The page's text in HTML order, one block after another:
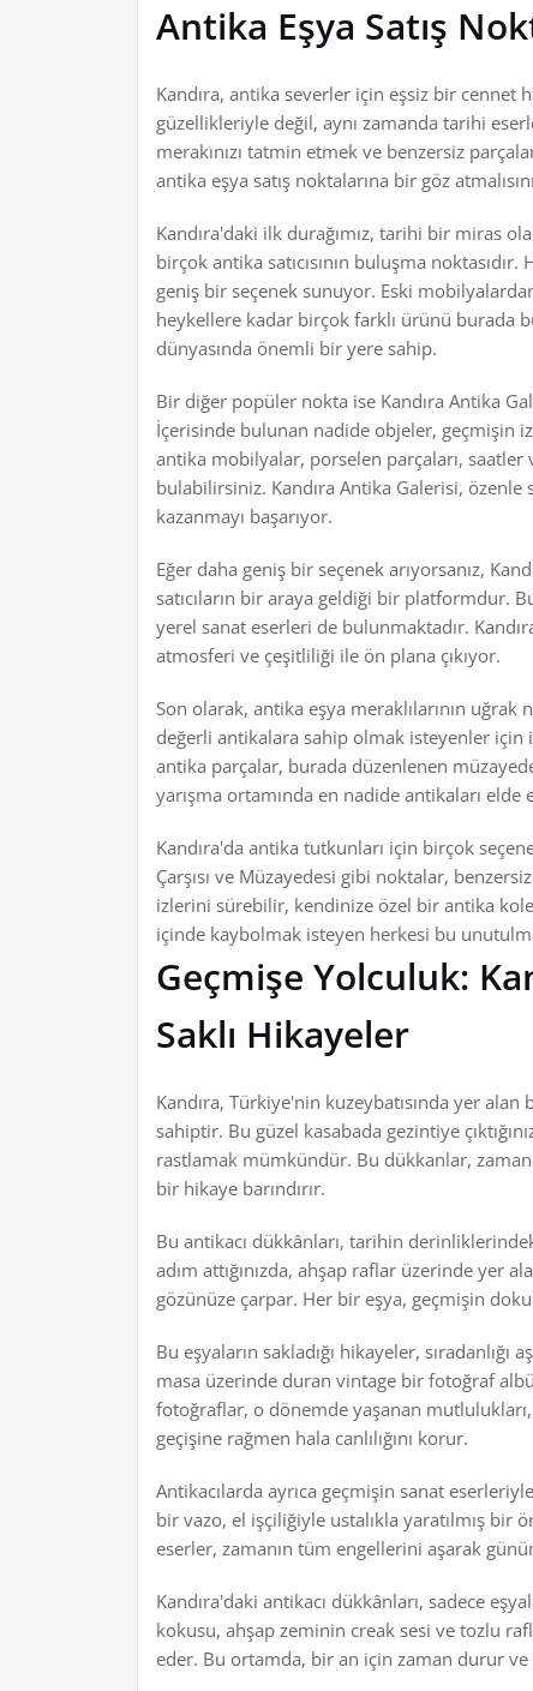
Antika Eşya Satış
Kandıra, antika severler için eşsiz bir cennet
güzellikleriyle değil, aynı zamanda tarihi
merakınızı tatmin etmek ve benzersiz
antika eşya satış noktalarına bir göz
Kandıra'daki ilk durağımız, tarihi bir miras
birçok antika satıcısının buluşma
geniş bir seçenek sunuyor. Eski
heykellere kadar birçok farklı ürünü burada
dünyasında önemli bir yere sahip.
Bir diğer popüler nokta ise Kandıra Antika
İçerisinde bulunan nadide objeler, geçmişin
antika mobilyalar, porselen parçaları,
bulabilirsiniz. Kandıra Antika Galerisi,
kazanmayı başarıyor.
Eğer daha geniş bir seçenek arıyorsanız,
satıcıların bir araya geldiği bir platformdur.
yerel sanat eserleri de bulunmaktadır.
atmosferi ve çeşitliliği ile ön plana çıkıyor.
Son olarak, antika eşya meraklılarının uğrak
değerli antikalara sahip olmak isteyenler
antika parçalar, burada düzenlenen
yarışma ortamında en nadide antikaları elde
Kandıra'da antika tutkunları için birçok
Çarşısı ve Müzayedesi gibi noktalar,
izlerini sürebilir, kendinize özel bir antika
içinde kaybolmak isteyen herkesi bu
Geçmişe Yolculuk:
Saklı Hikayeler
Kandıra, Türkiye'nin kuzeybatısında yer
sahiptir. Bu güzel kasabada gezintiye
rastlamak mümkündür. Bu dükkanlar,
bir hikaye barındırır.
Bu antikacı dükkânları, tarihin
adım attığınızda, ahşap raflar üzerinde yer
gözünüze çarpar. Her bir eşya, geçmişin
Bu eşyaların sakladığı hikayeler,
masa üzerinde duran vintage bir fotoğraf
fotoğraflar, o dönemde yaşanan mutlulukları,
geçişine rağmen hala canlılığını korur.
Antikacılarda ayrıca geçmişin sanat
bir vazo, el işçiliğiyle ustalıkla yaratılmış bir
eserler, zamanın tüm engellerini aşarak
Kandıra'daki antikacı dükkânları, sadece
kokusu, ahşap zeminin creak sesi ve tozlu
eder. Bu ortamda, bir an için zaman durur ve